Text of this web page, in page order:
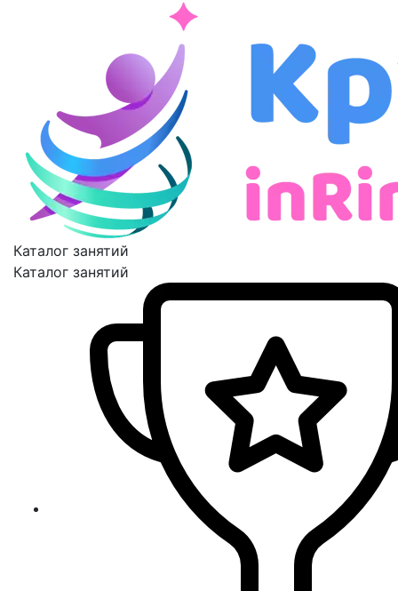
Каталог занятий
Каталог занятий